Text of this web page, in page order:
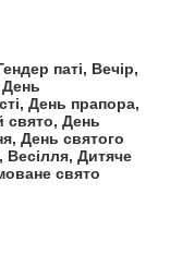
паті, Вечір,
День
День прапора,
свято, День
День святого
Весілля, Дитяче
свято